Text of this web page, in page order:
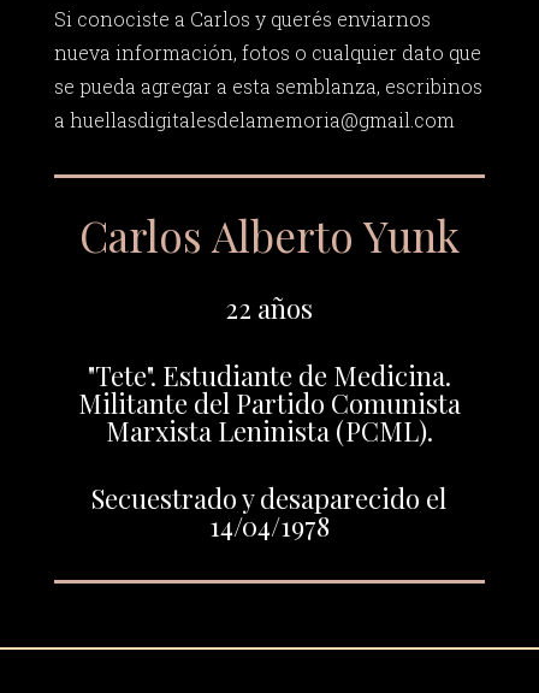
Si conociste a Carlos y querés enviarnos
nueva información, fotos o cualquier dato que
se pueda agregar a esta semblanza, escribinos
a huellasdigitalesdelamemoria@gmail.com
Carlos Alberto Yunk
22 años
"Tete". Estudiante de Medicina.
Militante del Partido Comunista
Marxista Leninista (PCML).
Secuestrado y desaparecido el
14/04/1978